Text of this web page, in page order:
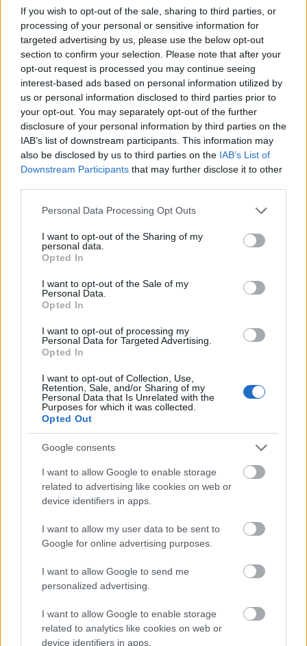
If you wish to opt-out of the sale, sharing to third parties, or
processing of your personal or sensitive information for
targeted advertising by us, please use the below opt-out
section to confirm your selection. Please note that after your
opt-out request is processed you may continue seeing
interest-based ads based on personal information utilized by
us or personal information disclosed to third parties prior to
your opt-out. You may separately opt-out of the further
disclosure of your personal information by third parties on the
IAB’s list of downstream participants. This information may
also be disclosed by us to third parties on the IAB’s List of
Downstream Participants that may further disclose it to other
Please note that this website/app uses one or more Google
not limited to your visit or usage behaviour. You may click to
grant or deny consent to Google and its third-party tags to
use your data for below specified purposes in below Google
consent section.
Personal Data Processing Opt Outs
I want to opt-out of the Sharing of my
personal data.
Opted In
I want to opt-out of the Sale of my
Personal Data.
Opted In
I want to opt-out of processing my
Personal Data for Targeted Advertising.
Opted In
I want to opt-out of Collection, Use,
Retention, Sale, and/or Sharing of my
Personal Data that Is Unrelated with the
Purposes for which it was collected.
Opted Out
Google consents
I want to allow Google to enable storage
related to advertising like cookies on web or
device identifiers in apps.
I want to allow my user data to be sent to
Google for online advertising purposes.
I want to allow Google to send me
personalized advertising.
I want to allow Google to enable storage
related to analytics like cookies on web or
device identifiers in apps.
hogy bepöccent, látta, hogy hamisítják a művét,
valaki megjelentetett egy második kötetet. Erre ő is
írt egy második kötetet, és folyton jelzi, hogy ez az
igazi. Abban a hamisban Don Quijote elmegy
Zaragozába, akkor az ő Don Quijotéja szándékosan
nem megy Zaragozába, inkább Barcelona felé veszi
az útját. És a végén szinte váratlan Don Quijote
halála. Szinte, hiszen már az előszóban megmondja
Cervantes, hogy meg kell halnia Don Quijoténak,
hogy ne lehessen tovább hamisítani a történeteit
(mintha a halál Sherlock Holmes-t annyira
akadályozta volna a visszatérésben) de már csak
harminc oldal volt hátra a könyvből, és még sehol
semmi nyomasztás, betegség, gyengélkedés, az
ember reménykedett, hogy talán Cervantes
megfeledkezett az ígéretéről.
Öröknek hittem. Aztán már napok óta rajtam volt a
oldal, úgy tovább tart. Tegnap mégis úgy keltem föl,
hogy ma már vége lesz, ez ennyi volt, ami átjött
belőle, az átjött. Nincs jobb dolog, mint
klasszikusokat felnőtt fejjel olvasni. Vale.
Címkék:Don Quijote Cervantes
Ajánlott bejegyzések:
Vetélkedő társművészetek